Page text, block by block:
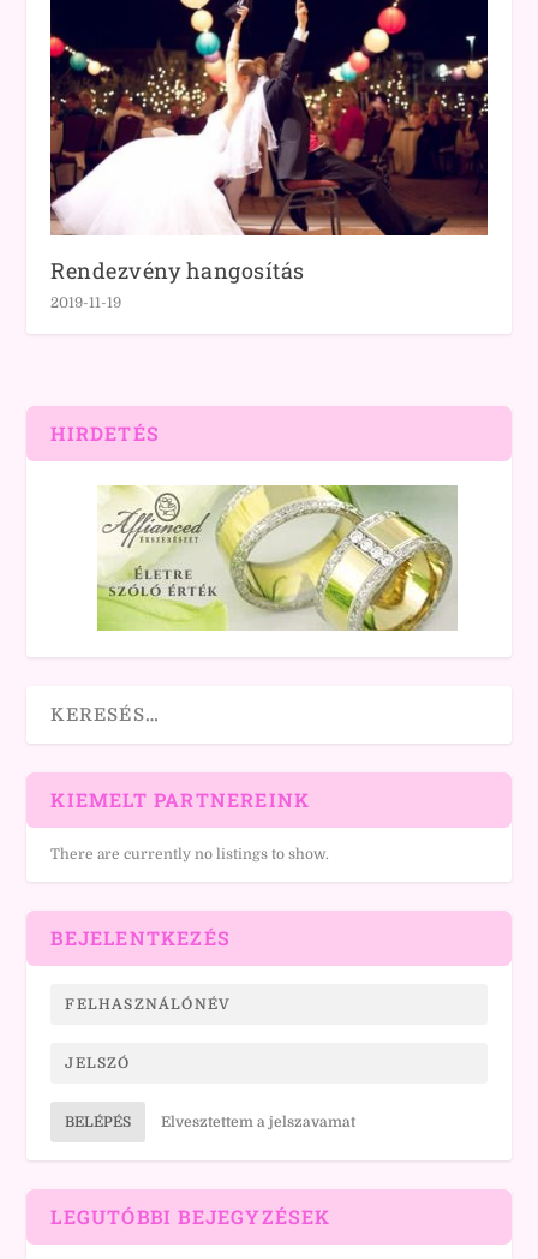
Rendezvény hangosítás
2019-11-19
HIRDETÉS
KIEMELT PARTNEREINK
There are currently no listings to show.
BEJELENTKEZÉS
BELÉPÉS Elvesztettem a jelszavamat
LEGUTÓBBI BEJEGYZÉSEK